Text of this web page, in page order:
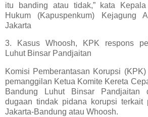
itu banding atau tidak,” kata
Hukum (Kapuspenkum) Kejagung
Jakarta
3. Kasus Whoosh, KPK respons
Luhut Binsar Pandjaitan
Komisi Pemberantasan Korupsi
pemanggilan Ketua Komite Kereta
Bandung Luhut Binsar Pandjaitan
dugaan tindak pidana korupsi terkait
Jakarta-Bandung atau Whoosh.